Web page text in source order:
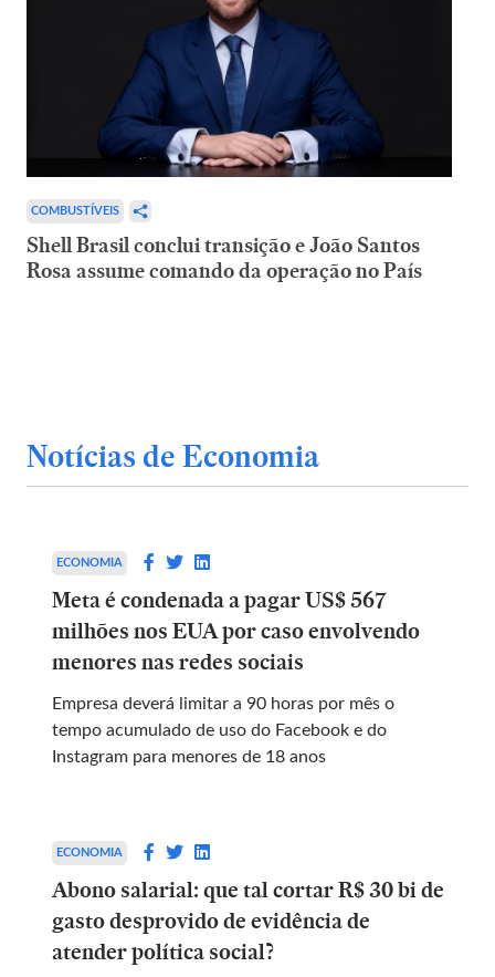
COMBUSTÍVEIS
Shell Brasil conclui transição e João Santos
Rosa assume comando da operação no País
Notícias de Economia
ECONOMIA
Meta é condenada a pagar US$ 567
milhões nos EUA por caso envolvendo
menores nas redes sociais
Empresa deverá limitar a 90 horas por mês o
tempo acumulado de uso do Facebook e do
Instagram para menores de 18 anos
ECONOMIA
Abono salarial: que tal cortar R$ 30 bi de
gasto desprovido de evidência de
atender política social?